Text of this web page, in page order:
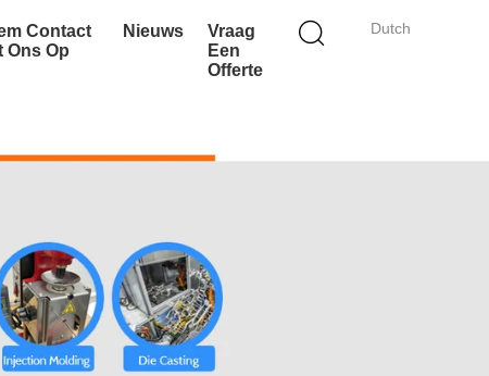
Dutch
Contact
Ons Op
Nieuws
Vraag
Een
Offerte